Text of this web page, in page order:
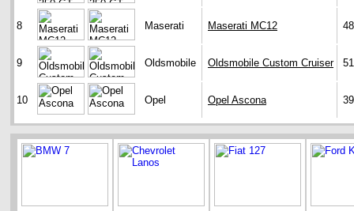
8 Maserati Maserati MC12
9 Oldsmobile Oldsmobile Custom Cruiser
10 Opel Opel Ascona